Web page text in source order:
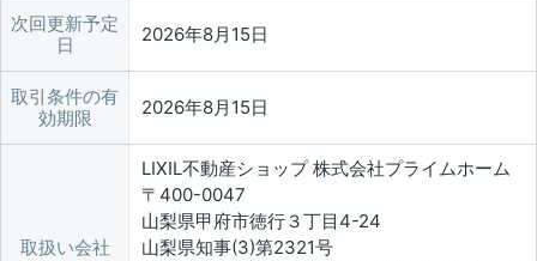
次回更新予定
日
2026年8月15日
取引条件の有
効期限
2026年8月15日
取扱い会社
LIXIL不動産ショップ 株式会社プライムホーム
〒400-0047
山梨県甲府市徳行３丁目4-24
山梨県知事(3)第2321号